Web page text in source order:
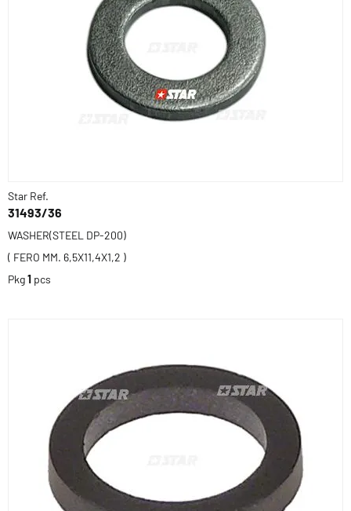
Star Ref.
31493/36
WASHER(STEEL DP-200)
( FERO MM. 6,5X11,4X1,2 )
Pkg1 pcs